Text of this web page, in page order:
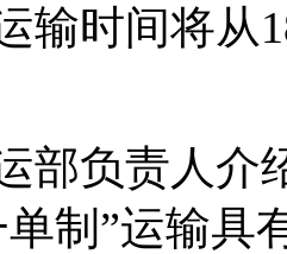
输时间将从
部负责人介
制”运输具